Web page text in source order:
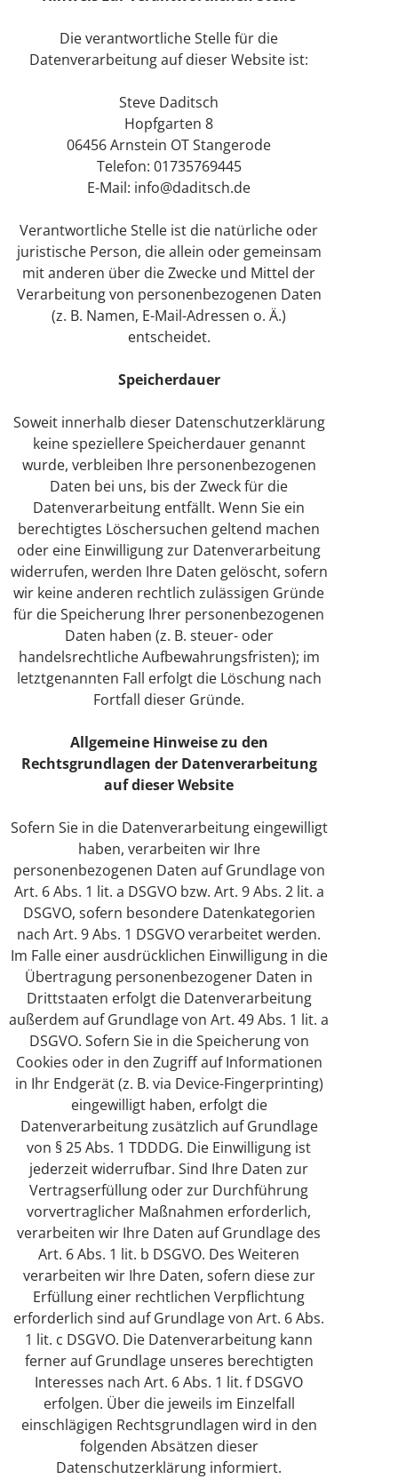
Die verantwortliche Stelle für die
Datenverarbeitung auf dieser Website ist:
Steve Daditsch
Hopfgarten 8
06456 Arnstein OT Stangerode
Telefon: 01735769445
E-Mail: info@daditsch.de
Verantwortliche Stelle ist die natürliche oder
juristische Person, die allein oder gemeinsam
mit anderen über die Zwecke und Mittel der
Verarbeitung von personenbezogenen Daten
(z. B. Namen, E-Mail-Adressen o. Ä.)
entscheidet.
Speicherdauer
Soweit innerhalb dieser Datenschutzerklärung
keine speziellere Speicherdauer genannt
wurde, verbleiben Ihre personenbezogenen
Daten bei uns, bis der Zweck für die
Datenverarbeitung entfällt. Wenn Sie ein
berechtigtes Löschersuchen geltend machen
oder eine Einwilligung zur Datenverarbeitung
widerrufen, werden Ihre Daten gelöscht, sofern
wir keine anderen rechtlich zulässigen Gründe
für die Speicherung Ihrer personenbezogenen
Daten haben (z. B. steuer- oder
handelsrechtliche Aufbewahrungsfristen); im
letztgenannten Fall erfolgt die Löschung nach
Fortfall dieser Gründe.
Allgemeine Hinweise zu den
Rechtsgrundlagen der Datenverarbeitung
auf dieser Website
Sofern Sie in die Datenverarbeitung eingewilligt
haben, verarbeiten wir Ihre
personenbezogenen Daten auf Grundlage von
Art. 6 Abs. 1 lit. a DSGVO bzw. Art. 9 Abs. 2 lit. a
DSGVO, sofern besondere Datenkategorien
nach Art. 9 Abs. 1 DSGVO verarbeitet werden.
Im Falle einer ausdrücklichen Einwilligung in die
Übertragung personenbezogener Daten in
Drittstaaten erfolgt die Datenverarbeitung
außerdem auf Grundlage von Art. 49 Abs. 1 lit. a
DSGVO. Sofern Sie in die Speicherung von
Cookies oder in den Zugriff auf Informationen
in Ihr Endgerät (z. B. via Device-Fingerprinting)
eingewilligt haben, erfolgt die
Datenverarbeitung zusätzlich auf Grundlage
von § 25 Abs. 1 TDDDG. Die Einwilligung ist
jederzeit widerrufbar. Sind Ihre Daten zur
Vertragserfüllung oder zur Durchführung
vorvertraglicher Maßnahmen erforderlich,
verarbeiten wir Ihre Daten auf Grundlage des
Art. 6 Abs. 1 lit. b DSGVO. Des Weiteren
verarbeiten wir Ihre Daten, sofern diese zur
Erfüllung einer rechtlichen Verpflichtung
erforderlich sind auf Grundlage von Art. 6 Abs.
1 lit. c DSGVO. Die Datenverarbeitung kann
ferner auf Grundlage unseres berechtigten
Interesses nach Art. 6 Abs. 1 lit. f DSGVO
erfolgen. Über die jeweils im Einzelfall
einschlägigen Rechtsgrundlagen wird in den
folgenden Absätzen dieser
Datenschutzerklärung informiert.